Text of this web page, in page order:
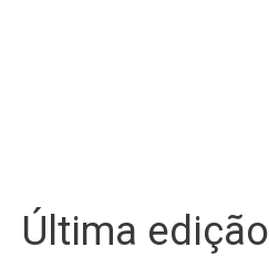
Última edição